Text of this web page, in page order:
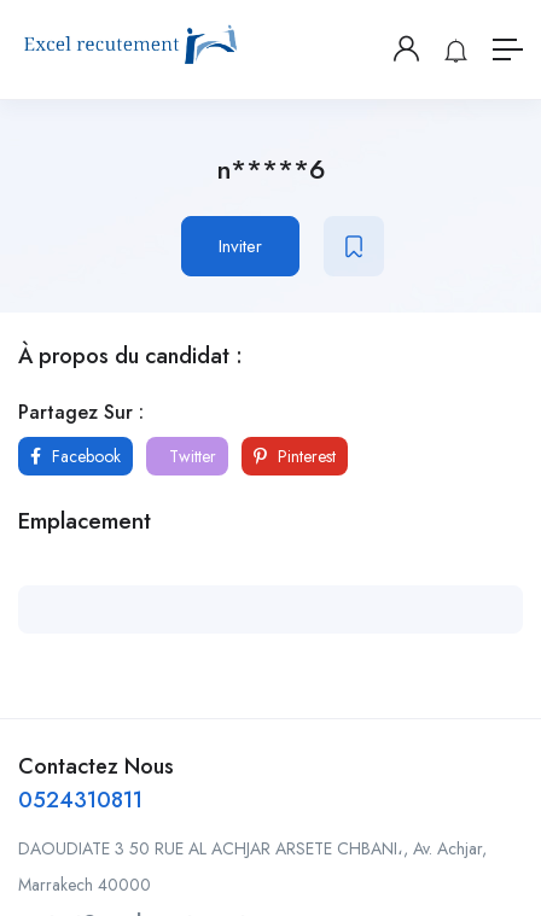
n*****6
Inviter
À propos du candidat :
Partagez Sur :
Facebook Twitter Pinterest
Emplacement
Contactez Nous
0524310811
DAOUDIATE 3 50 RUE AL ACHJAR ARSETE CHBANI،, Av. Achjar,
Marrakech 40000